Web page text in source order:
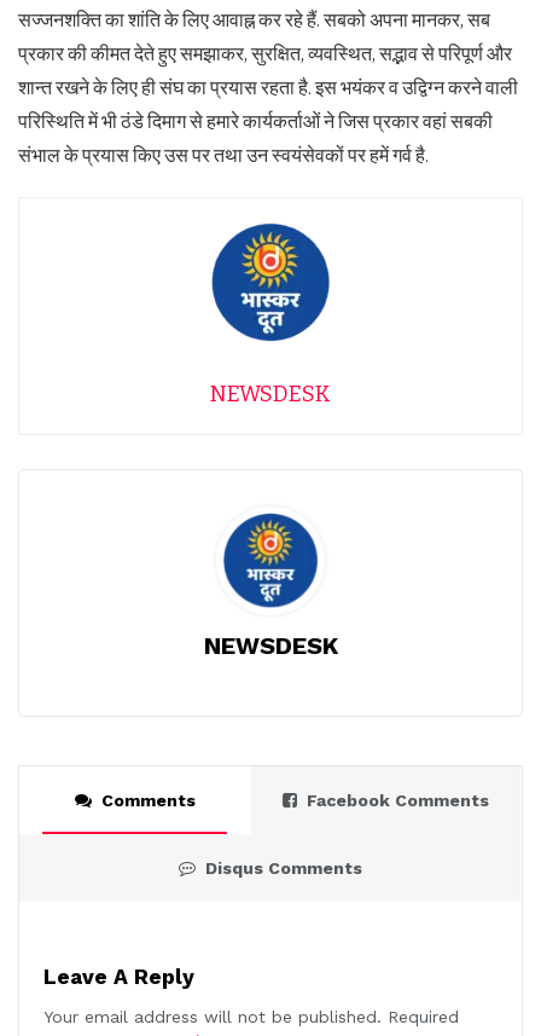
सज्जनशक्ति का शांति के लिए आवाह्न कर रहे हैं. सबको अपना मानकर, सब
प्रकार की कीमत देते हुए समझाकर, सुरक्षित, व्यवस्थित, सद्भाव से परिपूर्ण और
शान्त रखने के लिए ही संघ का प्रयास रहता है. इस भयंकर व उद्विग्न करने वाली
परिस्थिति में भी ठंडे दिमाग से हमारे कार्यकर्ताओं ने जिस प्रकार वहां सबकी
संभाल के प्रयास किए उस पर तथा उन स्वयंसेवकों पर हमें गर्व है.
NEWSDESK
NEWSDESK
Comments Facebook Comments
Disqus Comments
Leave A Reply
Your email address will not be published. Required